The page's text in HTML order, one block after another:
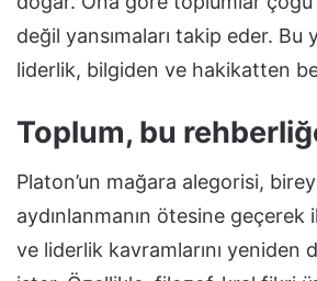
değil yansımaları takip eder. Bu
liderlik, bilgiden ve hakikatten
Toplum, bu
Platon’un mağara alegorisi,
aydınlanmanın ötesine
ve liderlik kavramlarını yeniden